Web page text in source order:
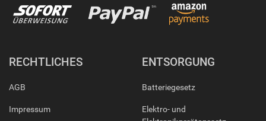
RECHTLICHES
AGB
Impressum
ENTSORGUNG
Batteriegesetz
Elektro- und